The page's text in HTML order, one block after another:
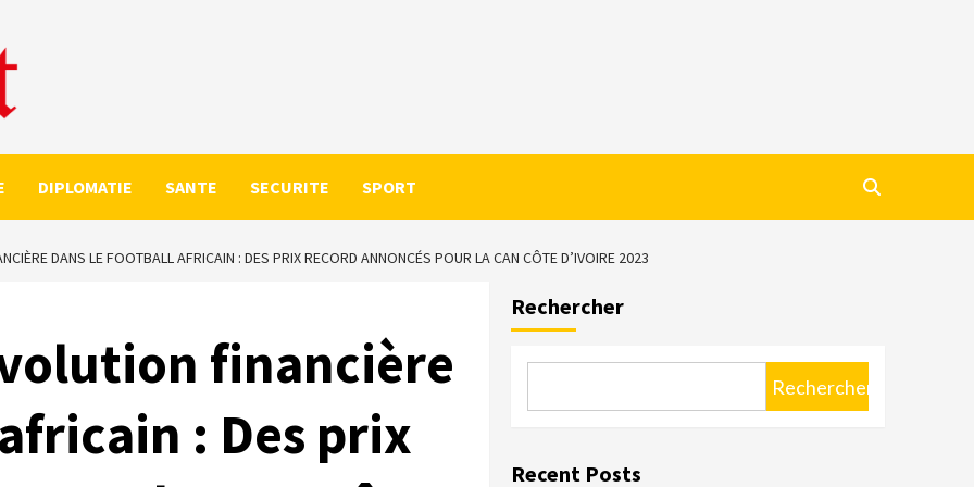
DIPLOMATIE SANTE SECURITE SPORT
DANS LE FOOTBALL AFRICAIN : DES PRIX RECORD ANNONCÉS POUR LA CAN CÔTE D’IVOIRE 2023
financière
: Des prix
Rechercher
Rechercher
Recent Posts